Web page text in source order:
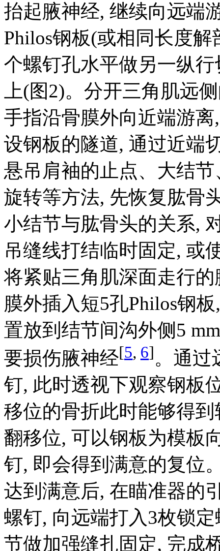
抬起腋神经, 继续向远端
Philos钢板(或相同长度
个螺钉孔水平做另一纵
上(图2)。分开三角肌远
手指沿骨膜外向近端游
设钢板的隧道, 通过近端
悬吊肩袖的止点、大结
旋转等方法, 先恢复肱骨
小结节与肱骨头的关系,
吊缝线打结临时固定, 或
将紧贴三角肌深面走行
膜外插入短5孔Philos钢
置放到结节间沟外侧5
要损伤腋神经[5, 6]。通过
钉, 此时透视下观察钢板
移位的骨折此时能够得
翻移位, 可以钢板为模板
钉, 即会得到满意的复位
达到满意后, 在瞄准器的
螺钉, 向远端打入3枚锁
节做加强缝扎固定, 完成